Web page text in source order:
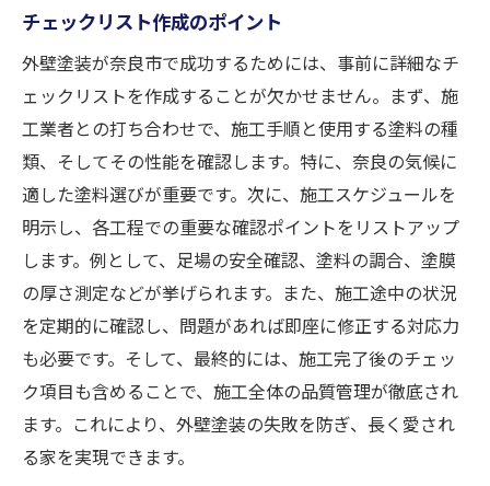
チェックリスト作成のポイント
外壁塗装が奈良市で成功するためには、事前に詳細なチ
ェックリストを作成することが欠かせません。まず、施
工業者との打ち合わせで、施工手順と使用する塗料の種
類、そしてその性能を確認します。特に、奈良の気候に
適した塗料選びが重要です。次に、施工スケジュールを
明示し、各工程での重要な確認ポイントをリストアップ
します。例として、足場の安全確認、塗料の調合、塗膜
の厚さ測定などが挙げられます。また、施工途中の状況
を定期的に確認し、問題があれば即座に修正する対応力
も必要です。そして、最終的には、施工完了後のチェッ
ク項目も含めることで、施工全体の品質管理が徹底され
ます。これにより、外壁塗装の失敗を防ぎ、長く愛され
る家を実現できます。